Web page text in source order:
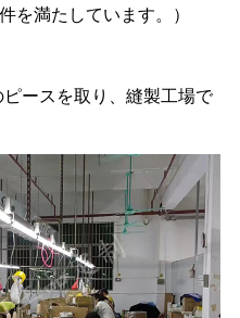
を満たしています。）
ースを取り、縫製工場で